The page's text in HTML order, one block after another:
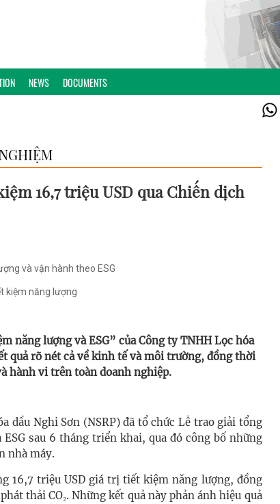
NEWS DOCUMENTS
16,7 triệu USD qua Chiến dịch
và vận hành theo ESG
kiệm năng lượng
năng lượng và ESG” của Công ty TNHH Lọc hóa
quả rõ nét cả về kinh tế và môi trường, đồng thời
hành vi trên toàn doanh nghiệp.
dầu Nghi Sơn (NSRP) đã tổ chức Lễ trao giải tổng
sau 6 tháng triển khai, qua đó công bố những
nhà máy.
16,7 triệu USD giá trị tiết kiệm năng lượng, đồng
thải CO₂. Những kết quả này phản ánh hiệu quả